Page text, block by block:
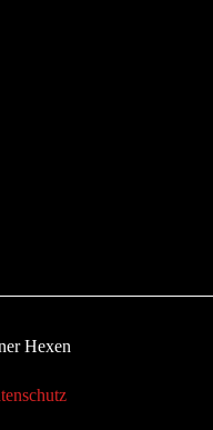
Hexen